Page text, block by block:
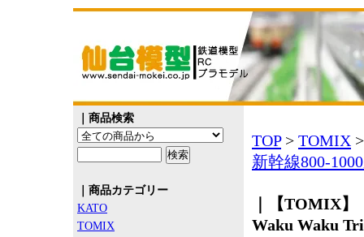
｜商品検索
｜商品カテゴリー
KATO
TOMIX
TOP> TOMIX
新幹線800-
｜【TOMIX
Waku Waku